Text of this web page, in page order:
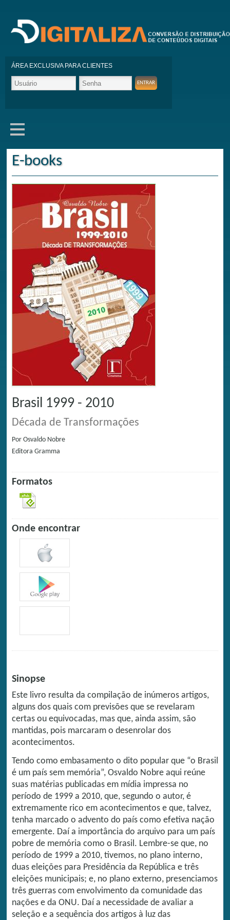
ÁREA EXCLUSIVA PARA CLIENTES
E-books
Brasil 1999 - 2010
Década de Transformações
Por Osvaldo Nobre
Editora Gramma
Formatos
Onde encontrar
Sinopse
Este livro resulta da compilação de inúmeros artigos,
alguns dos quais com previsões que se revelaram
certas ou equivocadas, mas que, ainda assim, são
mantidas, pois marcaram o desenrolar dos
acontecimentos.
Tendo como embasamento o dito popular que “o Brasil
é um país sem memória”, Osvaldo Nobre aqui reúne
suas matérias publicadas em mídia impressa no
período de 1999 a 2010, que, segundo o autor, é
extremamente rico em acontecimentos e que, talvez,
tenha marcado o advento do país como efetiva nação
emergente. Daí a importância do arquivo para um país
pobre de memória como o Brasil. Lembre-se que, no
período de 1999 a 2010, tivemos, no plano interno,
duas eleições para Presidência da República e três
eleições municipais; e, no plano externo, presenciamos
três guerras com envolvimento da comunidade das
nações e da ONU. Daí a necessidade de avaliar a
seleção e a sequência dos artigos à luz das